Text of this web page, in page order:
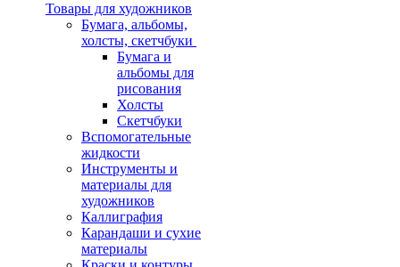
Товары для художников
Бумага, альбомы,
холсты, скетчбуки
Бумага и
альбомы для
рисования
Холсты
Скетчбуки
Вспомогательные
жидкости
Инструменты и
материалы для
художников
Каллиграфия
Карандаши и сухие
материалы